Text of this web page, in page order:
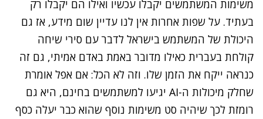
משימות המשתמשים יקבלו עכשיו ואילו הם יקבלו רק
בעתיד. על שפות אחרות אין לנו עדיין שום מידע, אז גם
היכולת של המשתמש בישראל לדבר עם סירי שיחה
קולחת בעברית כאילו מדובר באמת באדם אמיתי, גם זה
כנראה ייקח את הזמן שלו. וזה לא הכל: אם אפל אומרת
שחלק מיכולות ה-AI יגיעו למשתמשים בחינם, היא גם
רומזת לכך שיהיה סט משימות נוסף שהוא כבר יעלה כסף